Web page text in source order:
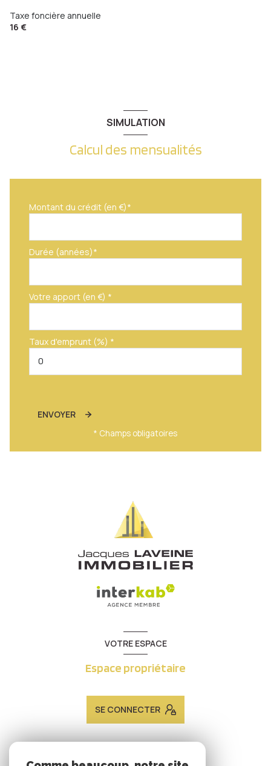
Taxe foncière annuelle
16 €
SIMULATION
Calcul des mensualités
Montant du crédit (en €)*
Durée (années)*
Votre apport (en €) *
Taux d'emprunt (%) *
ENVOYER
* Champs obligatoires
VOTRE ESPACE
Espace propriétaire
SE CONNECTER
ADHÉRENTS